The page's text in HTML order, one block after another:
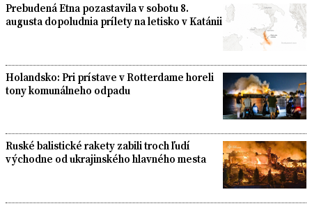
Prebudená Etna pozastavila v sobotu 8.
augusta dopoludnia prílety na letisko v Katánii
Holandsko: Pri prístave v Rotterdame horeli
tony komunálneho odpadu
Ruské balistické rakety zabili troch ľudí
východne od ukrajinského hlavného mesta